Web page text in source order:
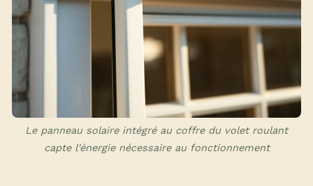
Le panneau solaire intégré au coffre du volet roulant
capte l'énergie nécessaire au fonctionnement